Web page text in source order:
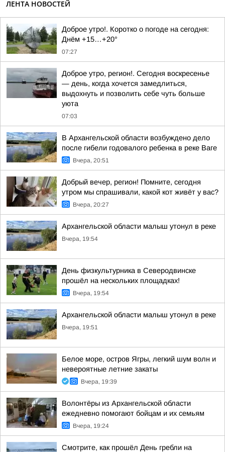
ЛЕНТА НОВОСТЕЙ
Доброе утро!. Коротко о погоде на сегодня:
Днём +15…+20°
07:27
Доброе утро, регион!. Сегодня воскресенье
— день, когда хочется замедлиться,
выдохнуть и позволить себе чуть больше
уюта
07:03
В Архангельской области возбуждено дело
после гибели годовалого ребенка в реке Ваге
Вчера, 20:51
Добрый вечер, регион! Помните, сегодня
утром мы спрашивали, какой кот живёт у вас?
Вчера, 20:27
Архангельской области малыш утонул в реке
Вчера, 19:54
День физкультурника в Северодвинске
прошёл на нескольких площадках!
Вчера, 19:54
Архангельской области малыш утонул в реке
Вчера, 19:51
Белое море, остров Ягры, легкий шум волн и
невероятные летние закаты
Вчера, 19:39
Волонтёры из Архангельской области
ежедневно помогают бойцам и их семьям
Вчера, 19:24
Смотрите, как прошёл День гребли на